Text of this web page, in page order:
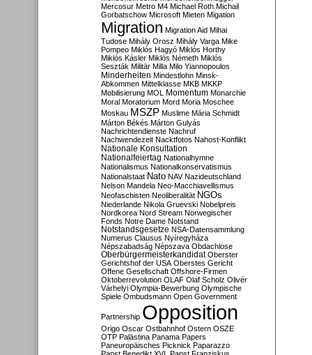
Mercosur Metro M4 Michael Roth Michail
Gorbatschow Microsoft Mieten Migation
Migration Migration Aid Mihai
Tudose Mihály Orosz Mihály Varga Mike
Pompeo Miklós Hagyó Miklós Horthy
Miklós Kásler Miklós Németh Miklós
Seszták Militär Milla Milo Yiannopoulos
Minderheiten Mindestlohn Minsk-
Abkommen Mittelklasse MKB MKKP
Mobilisierung MOL Momentum Monarchie
Moral Moratorium Mord Moria Moschee
Moskau MSZP Muslime Mária Schmidt
Márton Békés Márton Gulyás
Nachrichtendienste Nachruf
Nachwendezeit Nacktfotos Nahost-Konflikt
Nationale Konsultation
Nationalfeiertag Nationalhymne
Nationalismus Nationalkonservatismus
Nationalstaat Nato NAV Nazideutschland
Nelson Mandela Neo-Macchiavellismus
Neofaschisten Neoliberalität NGOs
Niederlande Nikola Gruevski Nobelpreis
Nordkorea Nord Stream Norwegischer
Fonds Notre Dame Notstand
Notstandsgesetze NSA-Datensammlung
Numerus Clausus Nyíregyháza
Népszabadság Népszava Obdachlose
Oberbürgermeisterkandidat Oberster
Gerichtshof der USA Oberstes Gericht
Offene Gesellschaft Offshore-Firmen
Oktoberrevolution OLAF Olaf Scholz Olivér
Várhelyi Olympia-Bewerbung Olympische
Spiele Ombudsmann Open Government
Partnership Opposition
Origo Oscar Ostbahnhof Ostern OSZE
OTP Palästina Panama Papers
Paneuropäisches Picknick Paparazzo